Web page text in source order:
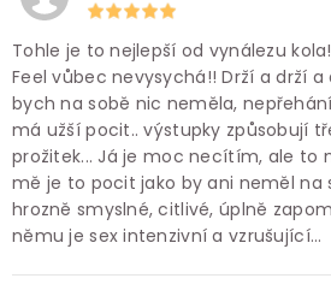
Tohle je to nejlepší od vynálezu
Feel vůbec nevysychá!! Drží a drží a
bych na sobě nic neměla,
má užší pocit.. výstupky způsobují
prožitek... Já je moc necítím, ale to
mě je to pocit jako by ani neměl na
hrozně smyslné, citlivé, úplně
němu je sex intenzivní a vzrušující...